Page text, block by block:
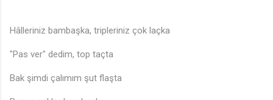
Hâlleriniz bambaşka, tripleriniz çok laçka
"Pas ver" dedim, top taçta
Bak şimdi çalımım şut flaşta